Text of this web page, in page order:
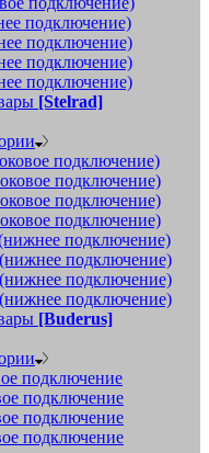
подключение)
подключение)
подключение)
подключение)
[Stelrad]
подключение)
подключение)
подключение)
подключение)
подключение)
подключение)
подключение)
подключение)
[Buderus]
подключение
подключение
подключение
подключение